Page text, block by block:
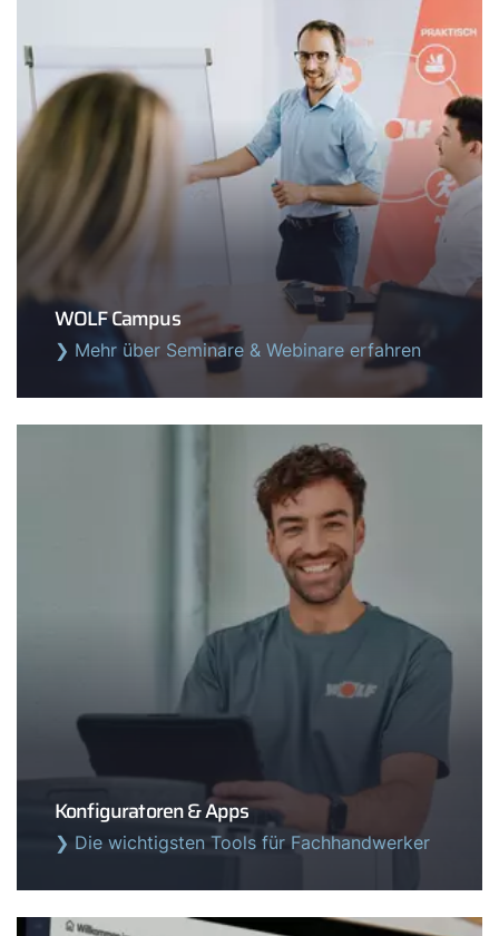
WOLF Campus
❯ Mehr über Seminare & Webinare erfahren
Konfiguratoren & Apps
❯ Die wichtigsten Tools für Fachhandwerker
Servus!
Wie können wir helfen?
Werkskundendienst
Downloads
Tools
Gipfelstürmer Partnerprogramm
Anleitungen & techn. Dokumente
WOLF Seminare
myWOLF